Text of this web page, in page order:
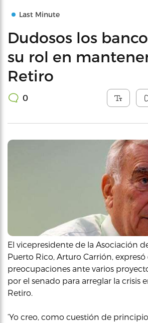
Last Minute
Dudosos los
su rol en
Retiro
0
El vicepresidente de la Asociación
Puerto Rico, Arturo Carrión, expresó
preocupaciones ante varios
por el senado para arreglar la crisis
Retiro.
‘Yo creo, como cuestión de